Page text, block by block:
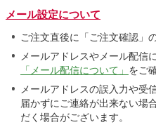
メール設定について
ご注文直後に「ご注文確認」
メールアドレスやメール配信
「メール配信について」 をご
メールアドレスの誤入力や受
届かずにご連絡が出来ない場
だく場合がございます。